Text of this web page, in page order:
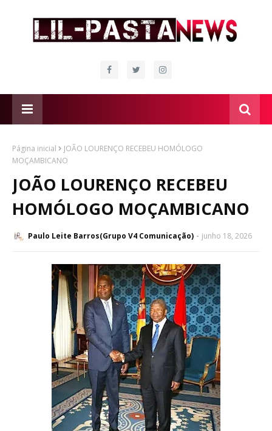
Página inicial
JOÃO LOURENÇO RECEBEU HOMÓLOGO
MOÇAMBICANO
JOÃO LOURENÇO RECEBEU
HOMÓLOGO MOÇAMBICANO
Paulo Leite Barros(Grupo V4 Comunicação) junho 18, 2026